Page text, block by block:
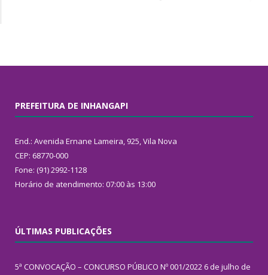
PREFEITURA DE INHANGAPI
End.: Avenida Ernane Lameira, 925, Vila Nova
CEP: 68770-000
Fone: (91) 2992-1128
Horário de atendimento: 07:00 às 13:00
ÚLTIMAS PUBLICAÇÕES
5ª CONVOCAÇÃO – CONCURSO PÚBLICO Nº 001/2022 6 de julho de